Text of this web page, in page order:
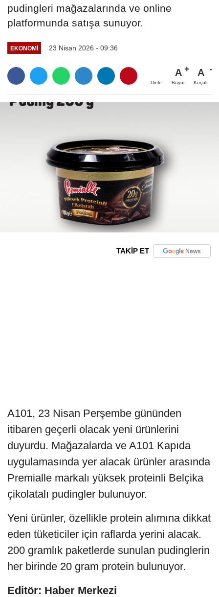
pudingleri mağazalarında ve online
platformunda satışa sunuyor.
EKONOMI 23 Nisan 2026 - 09:36
Dinle
A
Büyüt
A
Küçült
TAKİP ET
A101, 23 Nisan Perşembe gününden
itibaren geçerli olacak yeni ürünlerini
duyurdu. Mağazalarda ve A101 Kapıda
uygulamasında yer alacak ürünler arasında
Premialle markalı yüksek proteinli Belçika
çikolatalı pudingler bulunuyor.
Yeni ürünler, özellikle protein alımına dikkat
eden tüketiciler için raflarda yerini alacak.
200 gramlık paketlerde sunulan pudinglerin
her birinde 20 gram protein bulunuyor.
Editör: Haber Merkezi